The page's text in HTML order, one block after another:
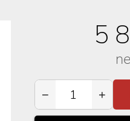
5
− +